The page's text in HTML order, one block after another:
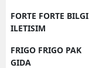
FORTE FORTE BILGI
ILETISIM
FRIGO FRIGO PAK
GIDA